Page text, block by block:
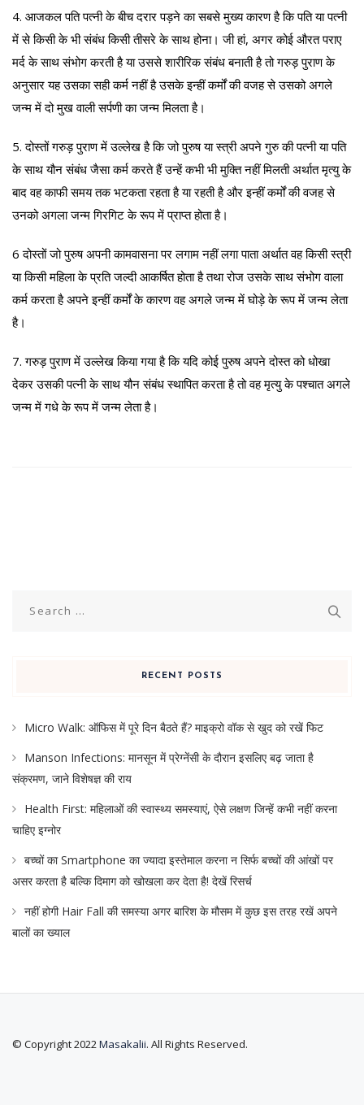
4. आजकल पति पत्नी के बीच दरार पड़ने का सबसे मुख्य कारण है कि पति या पत्नी
में से किसी के भी संबंध किसी तीसरे के साथ होना। जी हां, अगर कोई औरत पराए
मर्द के साथ संभोग करती है या उससे शारीरिक संबंध बनाती है तो गरुड़ पुराण के
अनुसार यह उसका सही कर्म नहीं है उसके इन्हीं कर्मों की वजह से उसको अगले
जन्म में दो मुख वाली सर्पणी का जन्म मिलता है।
5. दोस्तों गरुड़ पुराण में उल्लेख है कि जो पुरुष या स्त्री अपने गुरु की पत्नी या पति
के साथ यौन संबंध जैसा कर्म करते हैं उन्हें कभी भी मुक्ति नहीं मिलती अर्थात मृत्यु के
बाद वह काफी समय तक भटकता रहता है या रहती है और इन्हीं कर्मों की वजह से
उनको अगला जन्म गिरगिट के रूप में प्राप्त होता है।
6 दोस्तों जो पुरुष अपनी कामवासना पर लगाम नहीं लगा पाता अर्थात वह किसी स्त्री
या किसी महिला के प्रति जल्दी आकर्षित होता है तथा रोज उसके साथ संभोग वाला
कर्म करता है अपने इन्हीं कर्मों के कारण वह अगले जन्म में घोड़े के रूप में जन्म लेता
है।
7. गरुड़ पुराण में उल्लेख किया गया है कि यदि कोई पुरुष अपने दोस्त को धोखा
देकर उसकी पत्नी के साथ यौन संबंध स्थापित करता है तो वह मृत्यु के पश्चात अगले
जन्म में गधे के रूप में जन्म लेता है।
RECENT POSTS
Micro Walk: ऑफिस में पूरे दिन बैठते हैं? माइक्रो वॉक से खुद को रखें फिट
Manson Infections: मानसून में प्रेग्नेंसी के दौरान इसलिए बढ़ जाता है
संक्रमण, जाने विशेषज्ञ की राय
Health First: महिलाओं की स्वास्थ्य समस्याएं, ऐसे लक्षण जिन्हें कभी नहीं करना
चाहिए इग्नोर
बच्चों का Smartphone का ज्यादा इस्तेमाल करना न सिर्फ बच्चों की आंखों पर
असर करता है बल्कि दिमाग को खोखला कर देता है! देखें रिसर्च
नहीं होगी Hair Fall की समस्या अगर बारिश के मौसम में कुछ इस तरह रखें अपने
बालों का ख्याल
© Copyright 2022Masakalii. All Rights Reserved.